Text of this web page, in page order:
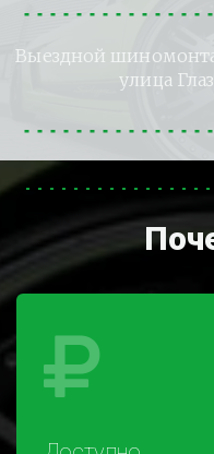
Выездной
улица